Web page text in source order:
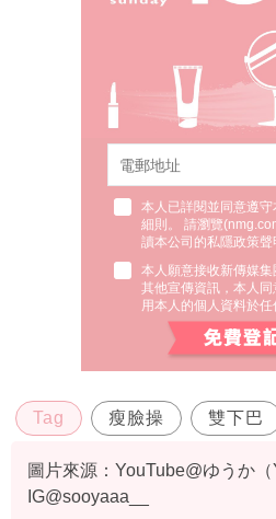
本人已詳閱並同意遵守
細則。 請瀏覽(
讀本公司的私隱政策聲
本人願意接收新傳媒集
其他宣傳資訊，本人
用本人的個人資料於任
Tag 瘦臉操 雙下巴
Moreapp限定
圖片來源：YouTube@ゆうか
IG@sooyaaa__